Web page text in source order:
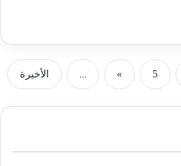
5
»
... الأخيرة